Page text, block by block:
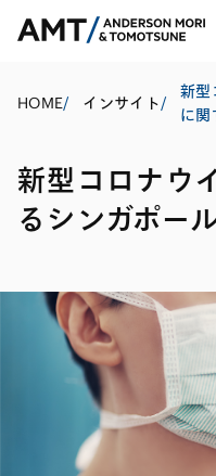
HOME/ インサイト/
新型
に関
新型コロナウ
るシンガポー